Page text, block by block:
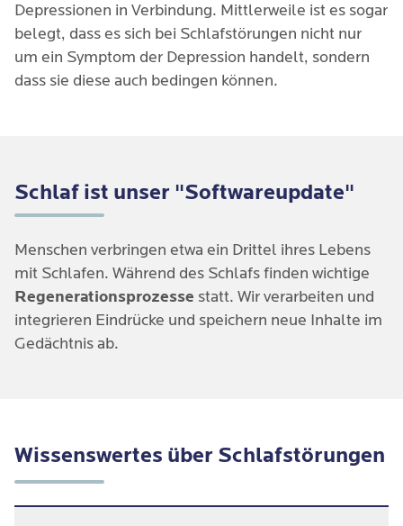
Depressionen in Verbindung. Mittlerweile ist es sogar
belegt, dass es sich bei Schlafstörungen nicht nur
um ein Symptom der Depression handelt, sondern
dass sie diese auch bedingen können.
Schlaf ist unser "Softwareupdate"
Menschen verbringen etwa ein Drittel ihres Lebens
mit Schlafen. Während des Schlafs finden wichtige
Regenerationsprozesse statt. Wir verarbeiten und
integrieren Eindrücke und speichern neue Inhalte im
Gedächtnis ab.
Wissenswertes über Schlafstörungen